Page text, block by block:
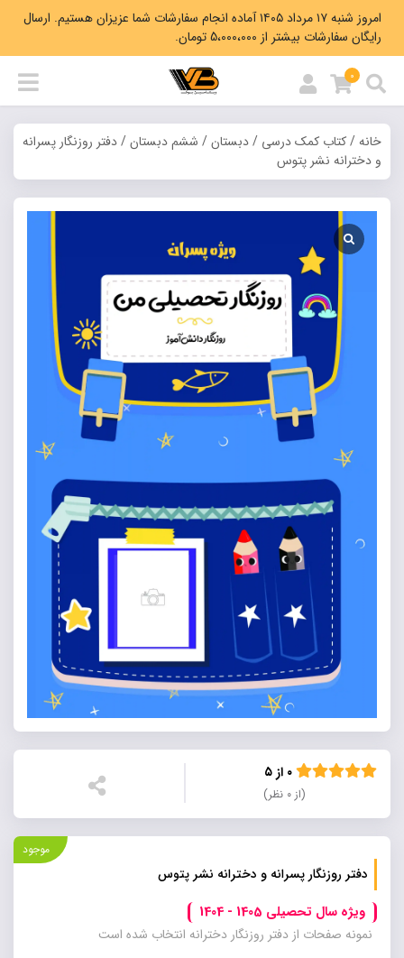
امروز شنبه ۱۷ مرداد ۱۴۰۵ آماده انجام سفارشات شما عزیزان هستیم. ارسال
رایگان سفارشات بیشتر از 5،000،000 تومان.
0
خانه/کتاب کمک درسی /دبستان/ ششم دبستان/ دفتر روزنگار پسرانه
و دخترانه نشر پتوس
(از ۰ نظر)
دفتر روزنگار پسرانه و دخترانه نشر پتوس
ویژه سال تحصیلی 1405 - 1404
موجود
نمونه صفحات از دفتر روزنگار دخترانه انتخاب شده است